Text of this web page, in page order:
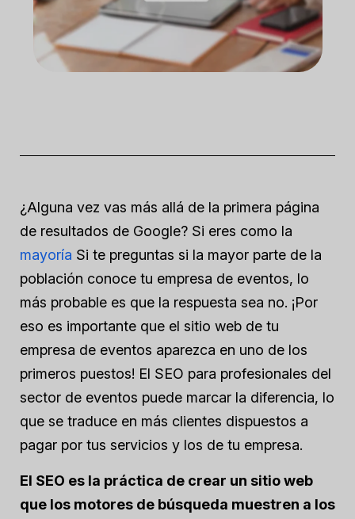
¿Alguna vez vas más allá de la primera página
de resultados de Google? Si eres como la
mayoría Si te preguntas si la mayor parte de la
población conoce tu empresa de eventos, lo
más probable es que la respuesta sea no. ¡Por
eso es importante que el sitio web de tu
empresa de eventos aparezca en uno de los
primeros puestos! El SEO para profesionales del
sector de eventos puede marcar la diferencia, lo
que se traduce en más clientes dispuestos a
pagar por tus servicios y los de tu empresa.
El SEO es la práctica de crear un sitio web
que los motores de búsqueda muestren a los